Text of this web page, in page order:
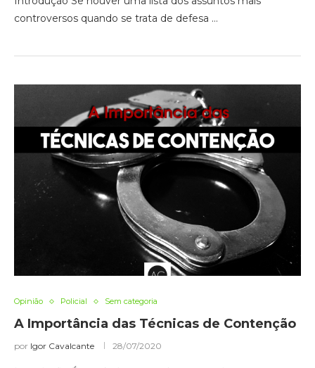
controversos quando se trata de defesa …
Opinião Policial Sem categoria
A Importância das Técnicas de Contenção
por Igor Cavalcante 28/07/2020